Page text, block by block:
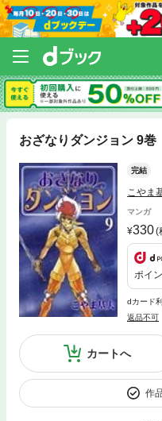
おざなりダンジョン 9巻
完結
こやま
マンガ
330(
ポイ
dカード
返品不可
カートへ
作